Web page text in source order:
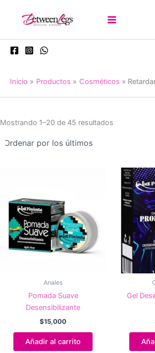
Inicio Productos Cosméticos
Mostrando 1–20 de 45 resultados
Anales
Pomada Suave
Desensibilizante
$15,000
Añadir al carrito
Gel